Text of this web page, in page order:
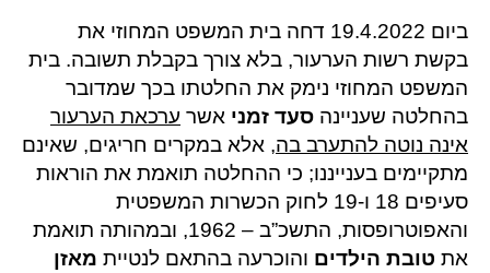
ביום 19.4.2022 דחה בית המשפט המחוזי את
בקשת רשות הערעור, בלא צורך בקבלת תשובה. בית
המשפט המחוזי נימק את החלטתו בכך שמדובר
בהחלטה שעניינה סעד זמני אשר ערכאת הערעור
אינה נוטה להתערב בה, אלא במקרים חריגים, שאינם
מתקיימים בענייננו; כי ההחלטה תואמת את הוראות
סעיפים 18 ו-19 לחוק הכשרות המשפטית
והאפוטרופסות, התשכ”ב – 1962, ובמהותה תואמת
את טובת הילדים והוכרעה בהתאם לנטיית מאזן